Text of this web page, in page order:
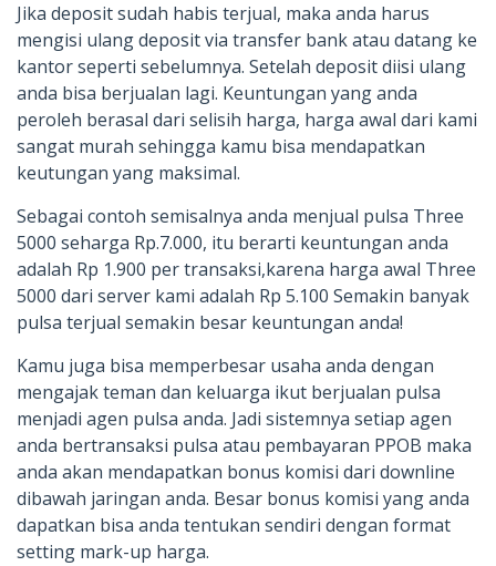
Jika deposit sudah habis terjual, maka anda harus
mengisi ulang deposit via transfer bank atau datang ke
kantor seperti sebelumnya. Setelah deposit diisi ulang
anda bisa berjualan lagi. Keuntungan yang anda
peroleh berasal dari selisih harga, harga awal dari kami
sangat murah sehingga kamu bisa mendapatkan
keutungan yang maksimal.
Sebagai contoh semisalnya anda menjual pulsa Three
5000 seharga Rp.7.000, itu berarti keuntungan anda
adalah Rp 1.900 per transaksi,karena harga awal Three
5000 dari server kami adalah Rp 5.100 Semakin banyak
pulsa terjual semakin besar keuntungan anda!
Kamu juga bisa memperbesar usaha anda dengan
mengajak teman dan keluarga ikut berjualan pulsa
menjadi agen pulsa anda. Jadi sistemnya setiap agen
anda bertransaksi pulsa atau pembayaran PPOB maka
anda akan mendapatkan bonus komisi dari downline
dibawah jaringan anda. Besar bonus komisi yang anda
dapatkan bisa anda tentukan sendiri dengan format
setting mark-up harga.